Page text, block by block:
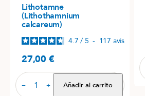
Lithotamne
(Lithothamnium
calcareum)
4.7 / 5 - 117 avis
Precio
27,00 €
− + Añadir al carrito